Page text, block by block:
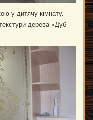
у дитячу кімнату.
дерева «Дуб